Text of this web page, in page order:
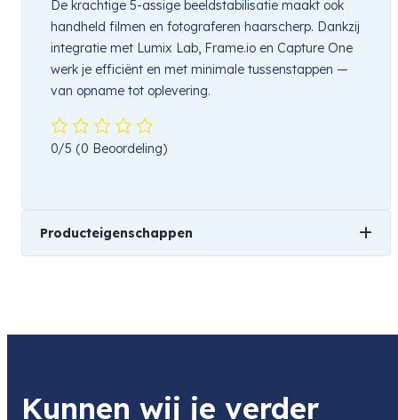
De krachtige 5-assige beeldstabilisatie maakt ook
handheld filmen en fotograferen haarscherp. Dankzij
integratie met Lumix Lab, Frame.io en Capture One
werk je efficiënt en met minimale tussenstappen —
van opname tot oplevering.
0/5 (0 Beoordeling)
Producteigenschappen
Full Frame
Panasonic
Kunnen wij je verder